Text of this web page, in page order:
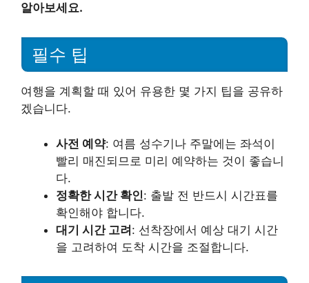
알아보세요.
필수 팁
여행을 계획할 때 있어 유용한 몇 가지 팁을 공유하
겠습니다.
사전 예약: 여름 성수기나 주말에는 좌석이
빨리 매진되므로 미리 예약하는 것이 좋습니
다.
정확한 시간 확인: 출발 전 반드시 시간표를
확인해야 합니다.
대기 시간 고려: 선착장에서 예상 대기 시간
을 고려하여 도착 시간을 조절합니다.